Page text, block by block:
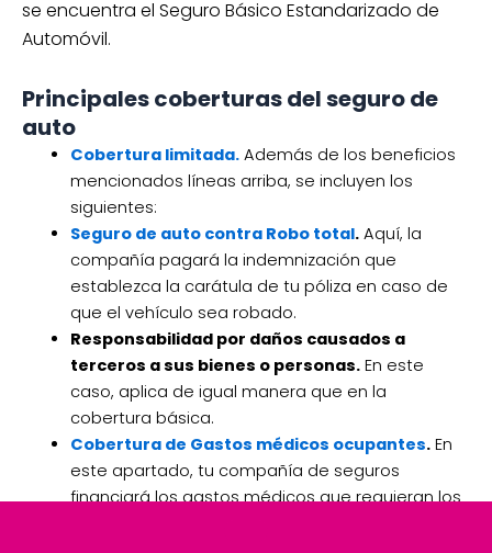
se encuentra el Seguro Básico Estandarizado de
Automóvil.
Principales coberturas del seguro de
auto
Cobertura limitada.Además de los beneficios
mencionados líneas arriba, se incluyen los
siguientes:
Seguro de auto contra Robo total.Aquí, la
compañía pagará la indemnización que
establezca la carátula de tu póliza en caso de
que el vehículo sea robado.
Responsabilidad por daños causados a
terceros a sus bienes o personas.En este
caso, aplica de igual manera que en la
cobertura básica.
Cobertura de Gastos médicos ocupantes.En
este apartado, tu compañía de seguros
financiará los gastos médicos que requieran los